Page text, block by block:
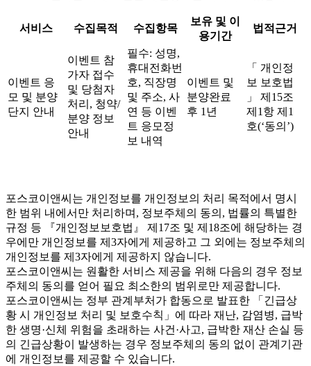
서비스 수집목적 수집항목
보유 및 이
용기간
법적근거
이벤트 응
모 및 분양
단지 안내
이벤트 참
가자 접수
및 당첨자
처리, 청약/
분양 정보
안내
필수: 성명,
휴대전화번
호, 직장명
및 주소, 사
연 등 이벤
트 응모정
보 내역
이벤트 및
분양완료
후 1년
「 개인정
보 보호법
」 제15조
제1항 제1
호(‘동의’)
포스코이앤씨는 개인정보를 개인정보의 처리 목적에서 명시
한 범위 내에서만 처리하며, 정보주체의 동의, 법률의 특별한
규정 등 『개인정보보호법』 제17조 및 제18조에 해당하는 경
우에만 개인정보를 제3자에게 제공하고 그 외에는 정보주체의
개인정보를 제3자에게 제공하지 않습니다.
포스코이앤씨는 원활한 서비스 제공을 위해 다음의 경우 정보
주체의 동의를 얻어 필요 최소한의 범위로만 제공합니다.
포스코이앤씨는 정부 관계부처가 합동으로 발표한 「긴급상
황 시 개인정보 처리 및 보호수칙」에 따라 재난, 감염병, 급박
한 생명·신체 위험을 초래하는 사건·사고, 급박한 재산 손실 등
의 긴급상황이 발생하는 경우 정보주체의 동의 없이 관계기관
에 개인정보를 제공할 수 있습니다.